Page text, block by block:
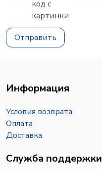
Отправить
Информация
Условия возврата
Оплата
Доставка
Служба поддержки